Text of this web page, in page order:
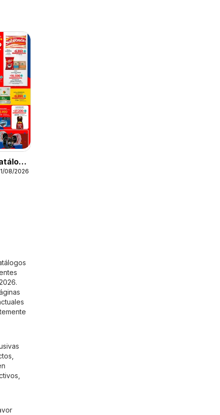
08/2026